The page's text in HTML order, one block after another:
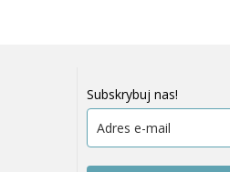
Subskrybuj nas!